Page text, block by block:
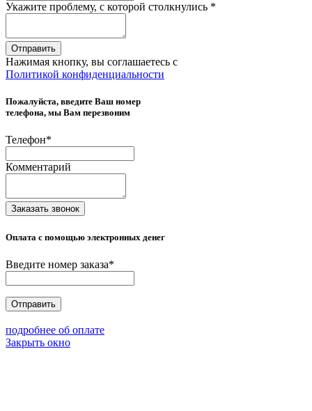
Укажите проблему, с которой столкнулись *
Отправить
Нажимая кнопку, вы соглашаетесь с
Политикой конфиденциальности
Пожалуйста, введите Ваш номер
телефона, мы Вам перезвоним
Телефон*
Комментарий
Заказать звонок
Оплата с помощью электронных денег
Введите номер заказа*
Отправить
подробнее об оплате
Закрыть окно